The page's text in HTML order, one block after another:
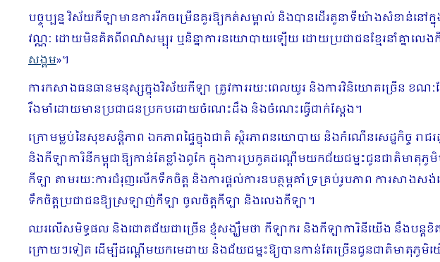
បច្ចុប្បន្ន វិស័យកីឡាមានការរីកចម្រើនគួរឱ្យកត់សម្គាល់ និងបានដើរតួនាទីយ៉ាងសំខាន់ន
វណ្ណៈ ដោយមិនគិតពីពណ៌សម្បុរ ឬនិន្នាការនយោបាយឡើយ ដោយប្រជាជនខ្មែរនាំគ្នាលេងកី
សង្គម»។
ការកសាងធនធានមនុស្សក្នុងវិស័យកីឡា ត្រូវការរយៈពេលយូរ និងការវិនិយោគច្រើន ខណៈ
រឹងមាំដោយមានប្រជាជនប្រកបដោយចំណេះដឹង និងចំណេះធ្វើជាក់ស្ដែង។
ក្រោមម្លប់នៃសុខសន្តិភាព ឯកភាពផ្ទៃក្នុងជាតិ ស្ថិរភាពនយោបាយ និងកំណើនសេដ្ឋកិច្ច រ
និងកីឡាការិនីកម្ពុជាឱ្យកាន់តែខ្លាំងពូកែ ក្នុងការប្រកួតដណ្តើមយកជ័យជម្នះជូនជាតិមា
កីឡា តាមរយៈការជំរុញលើកទឹកចិត្ត និងការផ្តល់ការឧបត្ថម្ភគាំទ្រគ្រប់រូបភាព ការសា
ទឹកចិត្តប្រជាជនឱ្យស្រឡាញ់កីឡា ចូលចិត្តកីឡា និងលេងកីឡា។
ឈរលើសមិទ្ធផល និងជោគជ័យជាច្រើន ខ្ញុំសង្ឃឹមថា កីឡាករ និងកីឡាការិនីយើង នឹងបន្តខិត
ក្រោយៗទៀត ដើម្បីដណ្តើមយកមេដាយ និងជ័យជម្នះឱ្យបានកាន់តែច្រើនជូនជាតិមាតុភូ